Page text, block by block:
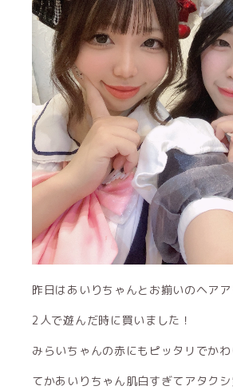
昨日はあいりちゃんとお揃いのヘア
2人で遊んだ時に買いました！
みらいちゃんの赤にもピッタリでか
てかあいりちゃん肌白すぎてアタク